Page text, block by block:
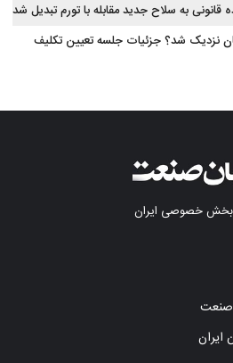
قانونی به سلاح جدید مقابله با تورم تبدیل شد
نزدیک شد؟ جزئیات جلسه تعیین تکلیف
خصوصی ایران
صنعت